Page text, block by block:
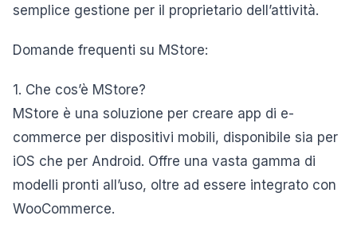
semplice gestione per il proprietario dell’attività.
Domande frequenti su MStore:
1. Che cos’è MStore?
MStore è una soluzione per creare app di e-
commerce per dispositivi mobili, disponibile sia per
iOS che per Android. Offre una vasta gamma di
modelli pronti all’uso, oltre ad essere integrato con
WooCommerce.